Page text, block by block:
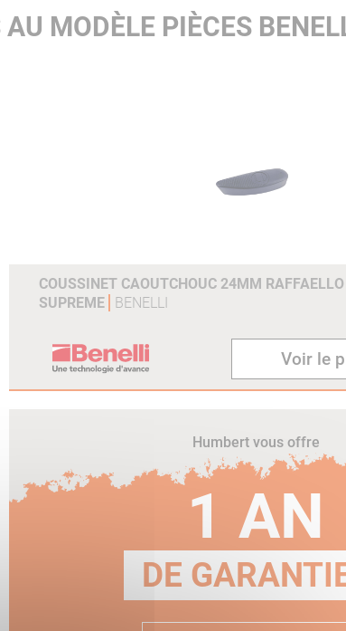
MODÈLE PIÈCES
COUSSINET CAOUTCHOUC 24MM
SUPREME
BENELLI
Voir le
Humbert vous offre
1 AN
DE